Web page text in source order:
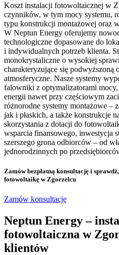
Koszt instalacji fotowoltaicznej w
czynników, w tym mocy systemu,
typu konstrukcji montażowej oraz
W Neptun Energy oferujemy
technologiczne dopasowane do
i indywidualnych potrzeb klienta.
monokrystaliczne o wysokiej
charakteryzujące się podwyższoną
atmosferyczne. Nasze systemy
falowniki z optymalizatorami
energii nawet przy częściowym
różnorodne systemy montażowe –
jak i płaskich, a także konstrukcje
skorzystania z dotacji do
wsparcia finansowego, inwestycja
szerszego grona odbiorców – od
jednorodzinnych po
Zamów bezpłatną konsultację i
fotowoltaikę w Zgorzelcu
Zamów konsultację
Neptun Energy –
fotowoltaiczna w
klientów